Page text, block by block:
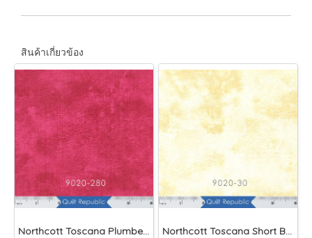
สินค้าเกี่ยวข้อง
Northcott Toscana Plumberry Northcott Toscana Short Bread